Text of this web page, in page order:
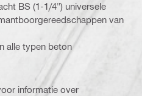
BS (1-1/4") universele
van
alle typen beton
informatie over